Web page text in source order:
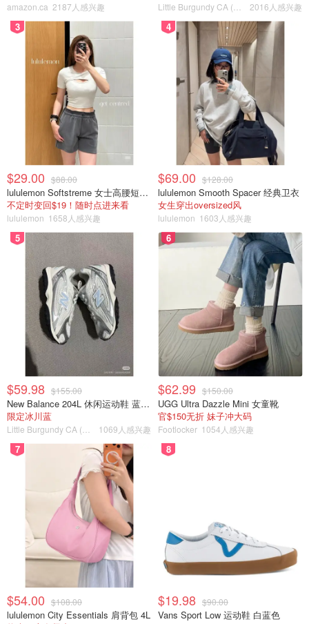
泫雅脚踩一双夜光荧光黄复古鞋，搭配她的小野马妆容，全
体亚洲男孩女孩都想为她倾倒。
amazon.ca 2187人感兴趣 2016人感兴趣
3
$29.00 $88.00
lululemon Softstreme 女士高腰短裤 10cm
不定时变回$19！随时点进来看
lululemon 1658人感兴趣
4
$69.00 $128.00
lululemon Smooth Spacer 经典卫衣
女生穿出oversized风
lululemon 1603人感兴趣
5
$59.98 $155.00
New Balance 204L 休闲运动鞋 蓝银色
限定冰川蓝
1069人感兴趣
6
$62.99 $150.00
UGG Ultra Dazzle Mini 女童靴
官$150无折 妹子冲大码
Footlocker 1054人感兴趣
7
$54.00 $108.00
lululemon City Essentials 肩背包 4L
8
$19.98 $90.00
Vans Sport Low 运动鞋 白蓝色